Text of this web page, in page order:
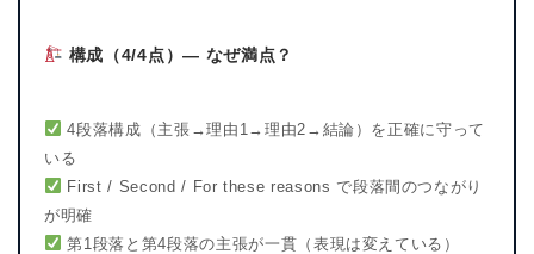
構成（4/4点）— なぜ満点？
4段落構成（主張→理由1→理由2→結論）を正確に守って
いる
First / Second / For these reasons で段落間のつながり
が明確
第1段落と第4段落の主張が一貫（表現は変えている）